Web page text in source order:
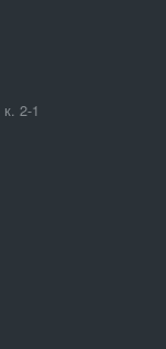
к. 2-1